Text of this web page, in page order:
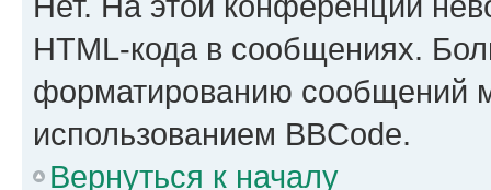
HTML-кода в сообщениях.
форматированию сообщений
использованием BBCode.
Вернуться к началу